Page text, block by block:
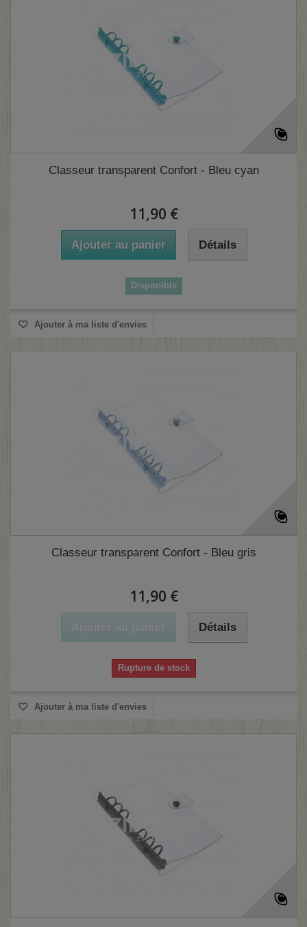
(1 avis)
Classeur transparent Confort - Bleu cyan
11,90 €
Ajouter au panier Détails
Disponible
Ajouter à ma liste d'envies
Classeur transparent Confort - Bleu gris
11,90 €
Ajouter au panier Détails
Rupture de stock
Ajouter à ma liste d'envies